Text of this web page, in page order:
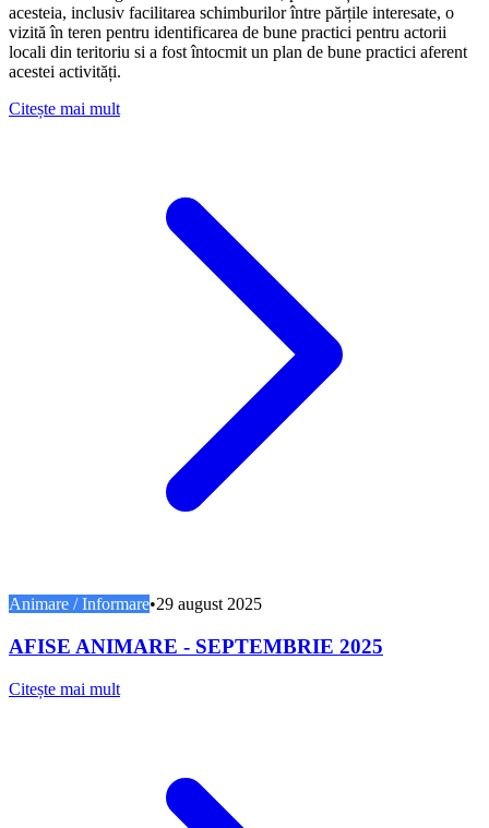
acesteia, inclusiv facilitarea schimburilor între părțile interesate, o
vizită în teren pentru identificarea de bune practici pentru actorii
locali din teritoriu si a fost întocmit un plan de bune practici aferent
acestei activități.
Citește mai mult
Animare / Informare•29 august 2025
AFISE ANIMARE - SEPTEMBRIE 2025
Citește mai mult